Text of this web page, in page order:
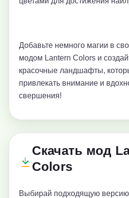
Добавьте немного магии в
модом Lantern Colors и
красочные ландшафты,
привлекать внимание и
свершения!
Скачать мод
Colors
Выбирай подходящую